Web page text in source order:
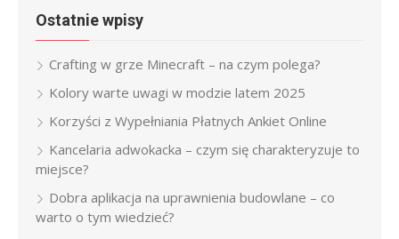
Ostatnie wpisy
Crafting w grze Minecraft – na czym polega?
Kolory warte uwagi w modzie latem 2025
Korzyści z Wypełniania Płatnych Ankiet Online
Kancelaria adwokacka – czym się charakteryzuje to
miejsce?
Dobra aplikacja na uprawnienia budowlane – co
warto o tym wiedzieć?